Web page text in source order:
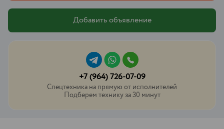
Добавить объявление
+7 (964) 726-07-09
Спецтехника на прямую от исполнителей
Подберем технику за 30 минут